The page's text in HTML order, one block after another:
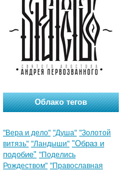
Облако тегов
"Вера и дело" "Душа" "Золотой
витязь" "Ландыши" "Образ и
подобие" "Поделись
Рождеством" "Православная